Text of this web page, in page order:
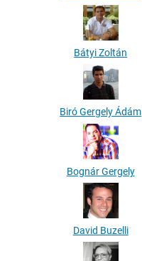
Bátyi Zoltán
Biró Gergely Ádám
Bognár Gergely
David Buzelli